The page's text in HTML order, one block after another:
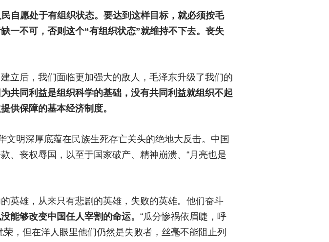
自愿处于有组织状态。要达到这样目标，就必须按毛
一不可，否则这个“有组织状态”就维持不下去。丧失
立后，我们面临更加强大的敌人，毛泽东升级了我们的
共同利益是组织科学的基础，没有共同利益就组织不起
供保障的基本经济制度。
文明深厚底蕴在民族生死存亡关头的绝地大反击。中国
、丧权辱国，以至于国家破产、精神崩溃、“月亮也是
英雄，从来只有悲剧的英雄，失败的英雄。他们奋斗
能够改变中国任人宰割的命运。 “瓜分惨祸依眉睫，呼
，但在洋人眼里他们仍然是失败者，丝毫不能阻止列